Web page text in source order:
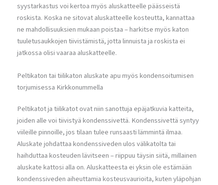
syystarkastus voi kertoa myös aluskatteelle päässeistä
roskista. Koska ne sitovat aluskatteelle kosteutta, kannattaa
ne mahdollisuuksien mukaan poistaa – harkitse myös katon
tuuletusaukkojen tiivistämistä, jotta linnuista ja roskista ei
jatkossa olisi vaaraa aluskatteelle.
Peltikaton tai tiilikaton aluskate apu myös kondensoitumisen
torjumisessa Kirkkonummella
Peltikatot ja tiilikatot ovat niin sanottuja epäjatkuvia katteita,
joiden alle voi tiivistyä kondenssivettä. Kondenssivettä syntyy
viileille pinnoille, jos tilaan tulee runsaasti lämmintä ilmaa.
Aluskate johdattaa kondenssiveden ulos välikatolta tai
haihduttaa kosteuden lävitseen – riippuu täysin siitä, millainen
aluskate kattosi alla on. Aluskatteesta ei yksin ole estämään
kondenssiveden aiheuttamia kosteusvaurioita, kuten yläpohjan